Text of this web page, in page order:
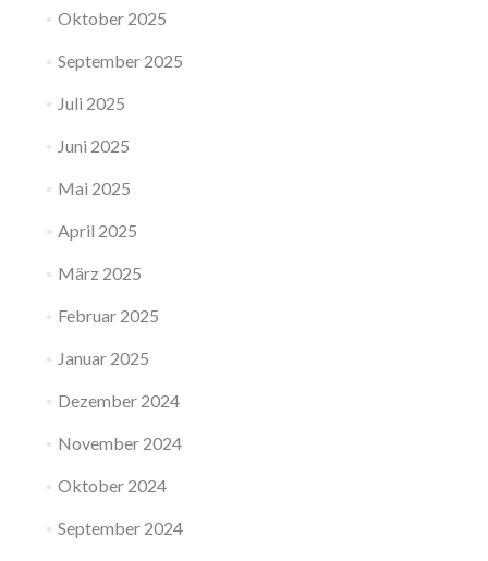
Oktober 2025
September 2025
Juli 2025
Juni 2025
Mai 2025
April 2025
März 2025
Februar 2025
Januar 2025
Dezember 2024
November 2024
Oktober 2024
September 2024